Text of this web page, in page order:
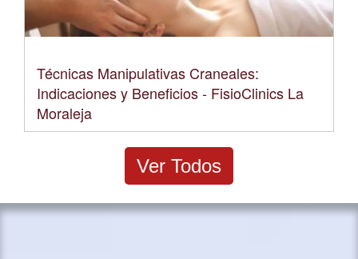
Técnicas Manipulativas Craneales:
Indicaciones y Beneficios - FisioClinics La
Moraleja
Ver Todos